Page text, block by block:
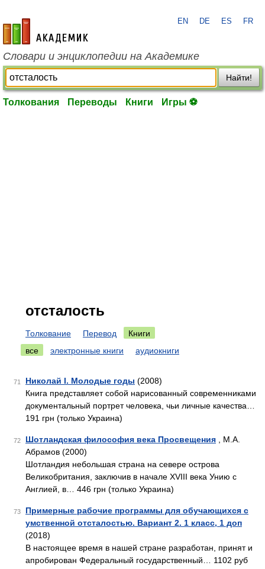
academic.ru
EN DE ES FR
Словари и энциклопедии на Академике
Найти!
Толкования Переводы Книги Игры ⚽
отсталость
Толкование Перевод
Книги
все
электронные книги аудиокниги
71 Николай I. Молодые годы (2008)
Книга представляет собой нарисованный современниками
документальный портрет человека, чьи личные качества…
191 грн (только Украина)
72 Шотландская философия века Просвещения , М.А.
Абрамов (2000)
Шотландия небольшая страна на севере острова
Великобритания, заключив в начале XVIII века Унию с
Англией, в… 446 грн (только Украина)
73
Примерные рабочие программы для обучающихся с
умственной отсталостью. Вариант 2. 1 класс, 1 доп
(2018)
В настоящее время в нашей стране разработан, принят и
апробирован Федеральный государственный… 1102 руб